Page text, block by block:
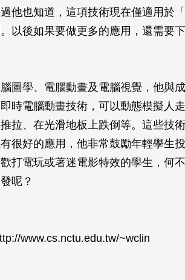
他也知道，這項技術現在僅適用於
以後如果要做更多的應用，還需要
圖學、電腦動畫及電腦視覺，他與
時電腦動畫技術，可以動態模擬人
拉、在光滑地板上跌倒等。這些技
很好的應用，他非常鼓勵年輕學生
打電玩或著迷電影特效的學生，何
呢？
www.cs.nctu.edu.tw/~wclin